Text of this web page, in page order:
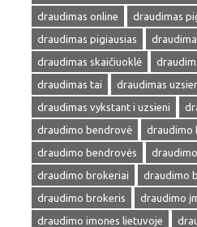
draudimas online
draudimas
draudimas pigiausias
draudimas skaičiuoklė
draudimas tai
draudimas
draudimas vykstant i uzsieni
draudimo bendrovė
draudimo
draudimo bendrovės
draudimo brokeriai
draudimo
draudimo brokeris
draudimo
draudimo imones lietuvoje